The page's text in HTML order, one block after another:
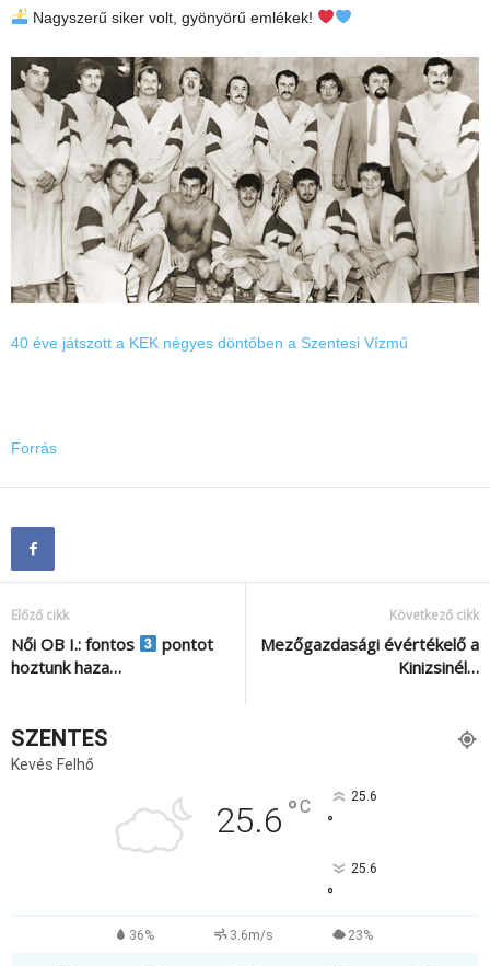
Nagyszerű siker volt, gyönyörű emlékek!
40 éve játszott a KEK négyes döntőben a Szentesi Vízmű
Forrás
Előző cikk
Női OB I.: fontos
pontot
hoztunk haza…
Következő cikk
Mezőgazdasági évértékelő a
Kinizsinél…
SZENTES
Kevés Felhő
25.6 °C 25.6
°
25.6
°
36% 3.6m/s 23%